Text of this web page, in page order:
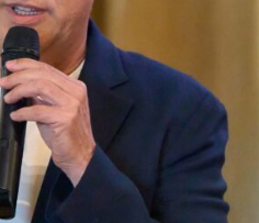
Societat Barcelonesa
Econòmics i Socials
Organitzacions
Organitzacions
Coneix més